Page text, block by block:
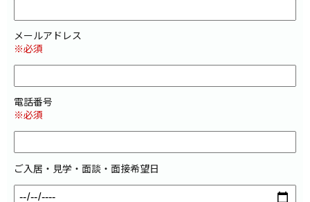
メールアドレス
※必須
電話番号
※必須
ご入居・見学・面談・面接希望日